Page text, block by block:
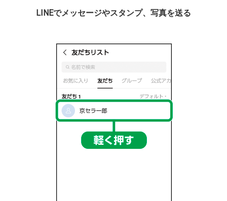
LINEでメッセージやスタンプ、写真を送る